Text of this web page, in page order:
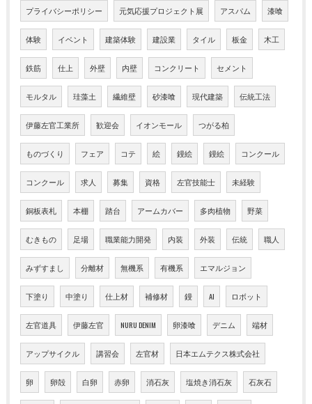
プライバシーポリシー 元気応援プロジェクト展 アスパム 漆喰
体験 イベント 建築体験 建設業 タイル 板金 木工
鉄筋 仕上 外壁 内壁 コンクリート セメント
モルタル 珪藻土 繊維壁 砂漆喰 現代建築 伝統工法
伊藤左官工業所 歓迎会 イオンモール つがる柏
ものづくり フェア コテ 絵 鏝絵 鏝絵 コンクール
コンクール 求人 募集 資格 左官技能士 未経験
銅板表札 本棚 踏台 アームカバー 多肉植物 野菜
むきもの 足場 職業能力開発 内装 外装 伝統 職人
みずすまし 分離材 無機系 有機系 エマルジョン
下塗り 中塗り 仕上材 補修材 鏝 AI ロボット
左官道具 伊藤左官 NURU DENIM 卵漆喰 デニム 端材
アップサイクル 講習会 左官材 日本エムテクス株式会社
卵 卵殻 白卵 赤卵 消石灰 塩焼き消石灰 石灰石